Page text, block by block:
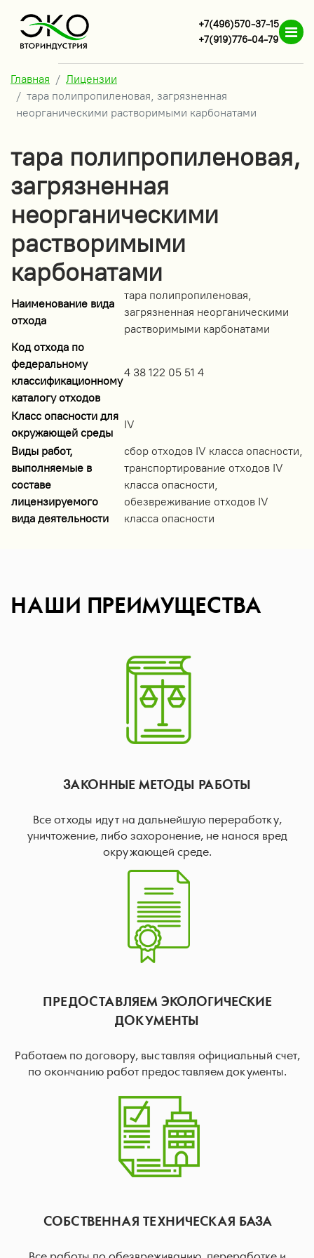
+7(496)570-37-15
+7(919)776-04-79
Главная
Лицензии
тара полипропиленовая, загрязненная
неорганическими растворимыми карбонатами
тара полипропиленовая,
загрязненная
неорганическими
растворимыми
карбонатами
Наименование вида
отхода
тара полипропиленовая,
загрязненная неорганическими
растворимыми карбонатами
Код отхода по
федеральному
классификационному
каталогу отходов
4 38 122 05 51 4
Класс опасности для
окружающей среды
IV
Виды работ,
выполняемые в
составе
лицензируемого
вида деятельности
сбор отходов IV класса опасности,
транспортирование отходов IV
класса опасности,
обезвреживание отходов IV
класса опасности
НАШИ ПРЕИМУЩЕСТВА
ЗАКОННЫЕ МЕТОДЫ РАБОТЫ
Все отходы идут на дальнейшую переработку,
уничтожение, либо захоронение, не нанося вред
окружающей среде.
ПРЕДОСТАВЛЯЕМ ЭКОЛОГИЧЕСКИЕ
ДОКУМЕНТЫ
Работаем по договору, выставляя официальный счет,
по окончанию работ предоставляем документы.
СОБСТВЕННАЯ ТЕХНИЧЕСКАЯ БАЗА